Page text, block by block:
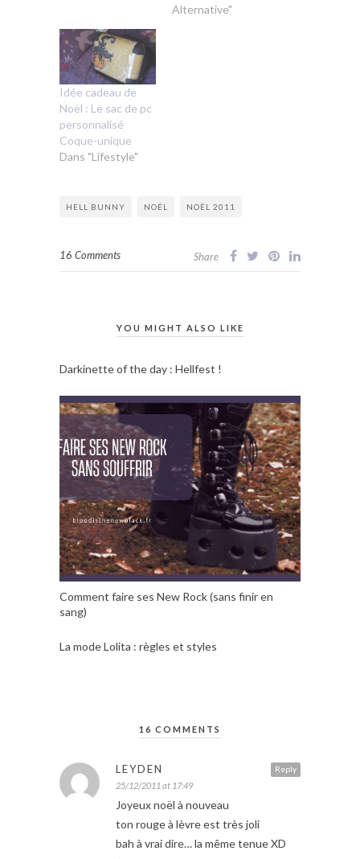
Alternative"
Idée cadeau de
Noël : Le sac de pc
personnalisé
Coque-unique
Dans "Lifestyle"
HELL BUNNY NOËL NOËL 2011
16 Comments Share
YOU MIGHT ALSO LIKE
Darkinette of the day : Hellfest !
Comment faire ses New Rock (sans finir en
sang)
La mode Lolita : règles et styles
16 COMMENTS
Reply
LEYDEN
25/12/2011 at 17:49
Joyeux noël à nouveau
ton rouge à lèvre est très joli
bah à vrai dire… la même tenue XD